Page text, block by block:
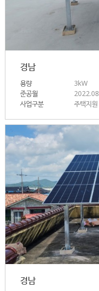
경남
용량
3kW
준공월
2022.08
사업구분
주택지원
경남